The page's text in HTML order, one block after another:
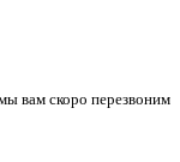
вам скоро перезвоним